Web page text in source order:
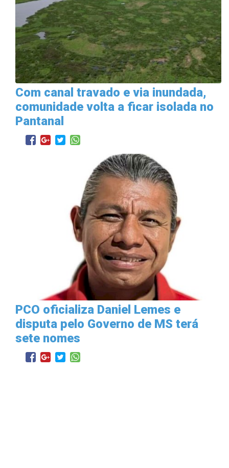
Com canal travado e via inundada,
comunidade volta a ficar isolada no
Pantanal
PCO oficializa Daniel Lemes e
disputa pelo Governo de MS terá
sete nomes